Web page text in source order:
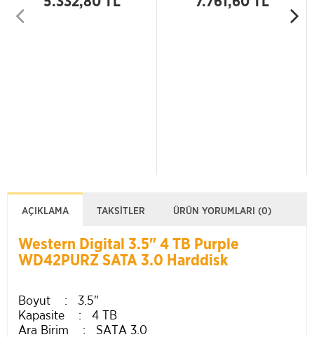
AÇIKLAMA TAKSITLER ÜRÜN YORUMLARI (0)
Western Digital 3.5" 4 TB Purple
WD42PURZ SATA 3.0 Harddisk
Boyut : 3.5"
Kapasite : 4 TB
Ara Birim : SATA 3.0